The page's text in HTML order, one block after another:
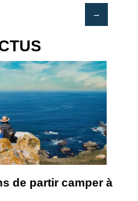
de partir camper à